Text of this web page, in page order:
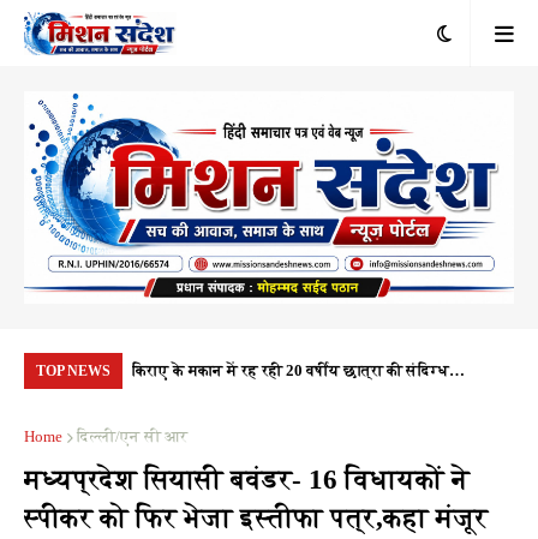
TOP NEWS
1.10 करोड़
किराए के मकान में रह रही 20 वर्षीय छात्रा की संदिग्ध
Home
दिल्ली/एन सी आर
मध्यप्रदेश सियासी बवंडर- 16 विधायकों ने
स्पीकर को फिर भेजा इस्तीफा पत्र,कहा मंजूर